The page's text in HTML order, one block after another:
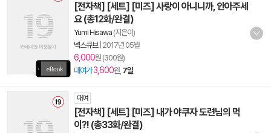
[전자책] [세트] [미즈] 사랑이 아니니까, 안아주세
요 (총12화/완결)
Yumi Hisawa (지은이)
넥스큐브| 2017년 05월
6,000원 (300원)
대여가3,600원, 7일
대여
[전자책] [세트] [미즈] 내가 야쿠자 도련님의 먹
이?! (총33화/완결)